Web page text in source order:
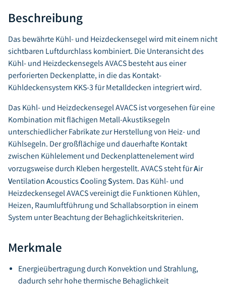
Beschreibung
Das bewährte Kühl- und Heizdeckensegel wird mit einem nicht
sichtbaren Luftdurchlass kombiniert. Die Unteransicht des
Kühl- und Heizdeckensegels AVACS besteht aus einer
perforierten Deckenplatte, in die das Kontakt-
Kühldeckensystem KKS-3 für Metalldecken integriert wird.
Das Kühl- und Heizdeckensegel AVACS ist vorgesehen für eine
Kombination mit flächigen Metall-Akustiksegeln
unterschiedlicher Fabrikate zur Herstellung von Heiz- und
Kühlsegeln. Der großflächige und dauerhafte Kontakt
zwischen Kühlelement und Deckenplattenelement wird
vorzugsweise durch Kleben hergestellt. AVACS steht fürAir
Ventilation Acoustics CoolingSystem. Das Kühl- und
Heizdeckensegel AVACS vereinigt die Funktionen Kühlen,
Heizen, Raumluftführung und Schallabsorption in einem
System unter Beachtung der Behaglichkeitskriterien.
Merkmale
Energieübertragung durch Konvektion und Strahlung,
dadurch sehr hohe thermische Behaglichkeit